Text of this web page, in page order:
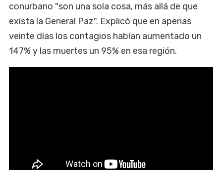
conurbano "son una sola cosa, más allá de que
exista la General Paz". Explicó que en apenas
veinte días los contagios habían aumentado un
147% y las muertes un 95% en esa región.